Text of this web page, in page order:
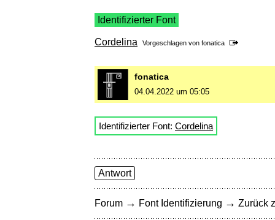
Identifizierter Font
Cordelina Vorgeschlagen von fonatica
fonatica
04.04.2022 um 05:05
Identifizierter Font: Cordelina
Antwort
Forum → Font Identifizierung → Zurück